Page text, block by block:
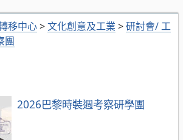
移中心>文化創意及工業 >研討會/ 工
團
2026巴黎時裝週考察研學團